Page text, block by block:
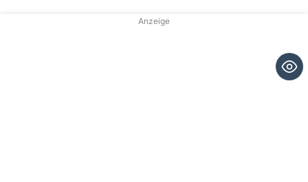
Anzeige